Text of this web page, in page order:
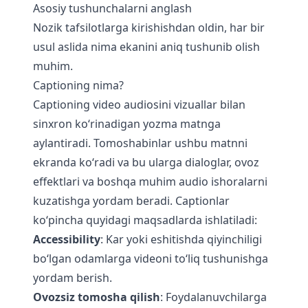
Asosiy tushunchalarni anglash
Nozik tafsilotlarga kirishishdan oldin, har bir
usul aslida nima ekanini aniq tushunib olish
muhim.
Captioning nima?
Captioning video audiosini vizuallar bilan
sinxron ko‘rinadigan yozma matnga
aylantiradi. Tomoshabinlar ushbu matnni
ekranda ko‘radi va bu ularga dialoglar, ovoz
effektlari va boshqa muhim audio ishoralarni
kuzatishga yordam beradi. Captionlar
ko‘pincha quyidagi maqsadlarda ishlatiladi:
Accessibility: Kar yoki eshitishda qiyinchiligi
bo‘lgan odamlarga videoni to‘liq tushunishga
yordam berish.
Ovozsiz tomosha qilish: Foydalanuvchilarga